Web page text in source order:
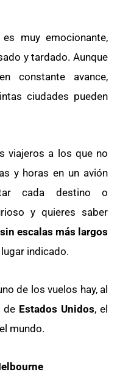
es muy emocionante,
y tardado. Aunque
constante avance,
ciudades pueden
viajeros a los que no
y horas en un avión
cada destino o
y quieres saber
escalas más largos
indicado.
de los vuelos hay, al
de Estados Unidos, el
mundo.